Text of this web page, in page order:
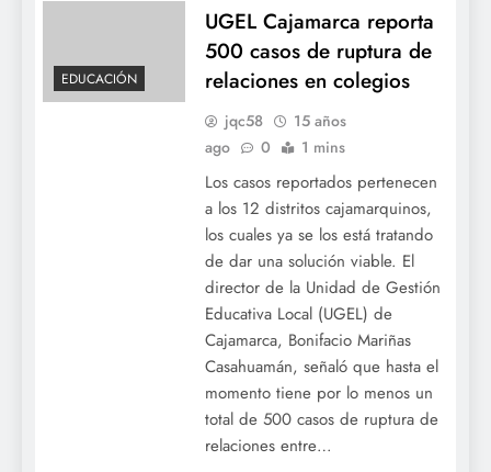
EDUCACIÓN
UGEL Cajamarca reporta
500 casos de ruptura de
relaciones en colegios
jqc58
15 años
ago
0 1 mins
Los casos reportados pertenecen
a los 12 distritos cajamarquinos,
los cuales ya se los está tratando
de dar una solución viable. El
director de la Unidad de Gestión
Educativa Local (UGEL) de
Cajamarca, Bonifacio Mariñas
Casahuamán, señaló que hasta el
momento tiene por lo menos un
total de 500 casos de ruptura de
relaciones entre…